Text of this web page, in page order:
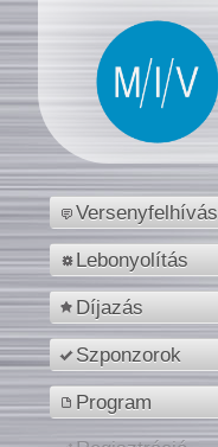
Versenyfelhívás
Lebonyolítás
Díjazás
Szponzorok
Program